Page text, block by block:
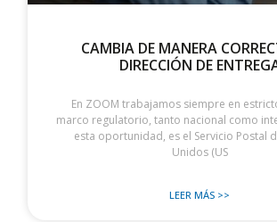
CAMBIA DE MANERA
DIRECCIÓN DE
En ZOOM trabajamos siempre en
marco regulatorio, tanto nacional como
esta oportunidad, es el Servicio Postal
Unidos (US
LEER MÁS >>